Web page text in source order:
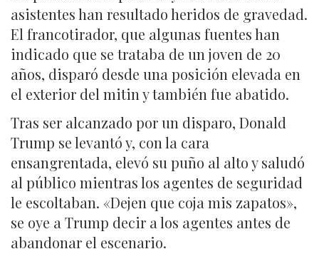
asistentes han resultado heridos de gravedad.
El francotirador, que algunas fuentes han
indicado que se trataba de un joven de 20
años, disparó desde una posición elevada en
el exterior del mitin y también fue abatido.
Tras ser alcanzado por un disparo, Donald
Trump se levantó y, con la cara
ensangrentada, elevó su puño al alto y saludó
al público mientras los agentes de seguridad
le escoltaban. «Dejen que coja mis zapatos»,
se oye a Trump decir a los agentes antes de
abandonar el escenario.